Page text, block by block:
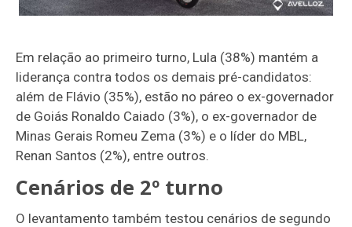
Em relação ao primeiro turno, Lula (38%) mantém a
liderança contra todos os demais pré-candidatos:
além de Flávio (35%), estão no páreo o ex-governador
de Goiás Ronaldo Caiado (3%), o ex-governador de
Minas Gerais Romeu Zema (3%) e o líder do MBL,
Renan Santos (2%), entre outros.
Cenários de 2º turno
O levantamento também testou cenários de segundo